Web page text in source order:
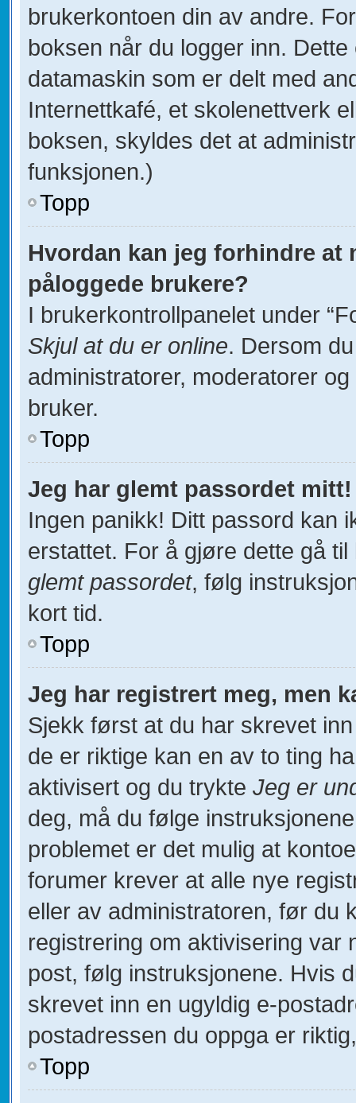
brukerkontoen din av andre.
boksen når du logger inn.
datamaskin som er delt med
Internettkafé, et skolenettverk
boksen, skyldes det at
funksjonen.)
Topp
Hvordan kan jeg forhindre
påloggede brukere?
I brukerkontrollpanelet under
Skjul at du er online. Dersom
administratorer, moderatorer
bruker.
Topp
Jeg har glemt passordet mitt!
Ingen panikk! Ditt passord kan
erstattet. For å gjøre dette gå
glemt passordet, følg
kort tid.
Topp
Jeg har registrert meg, men
Sjekk først at du har skrevet
de er riktige kan en av to ting
aktivisert og du trykte Jeg er
deg, må du følge
problemet er det mulig at
forumer krever at alle nye
eller av administratoren, før du
registrering om aktivisering var
post, følg instruksjonene. Hvis
skrevet inn en ugyldig e-
postadressen du oppga er
Topp